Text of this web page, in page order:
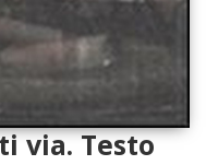
via. Testo